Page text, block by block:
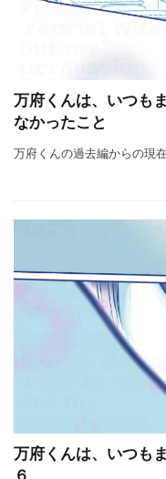
万府くんは、いつも
なかったこと
万府くんの過去編からの現
万府くんは、いつも
６